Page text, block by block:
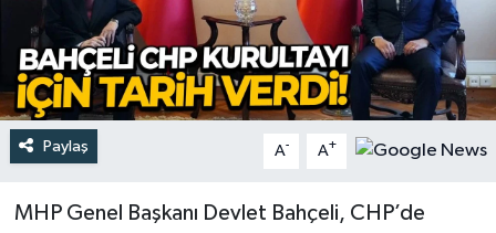
Paylaş A- A+
MHP Genel Başkanı Devlet Bahçeli, CHP’de